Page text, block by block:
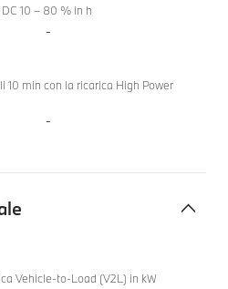
10 – 80 % in h
-
min con la ricarica High Power
-
Vehicle-to-Load (V2L) in kW